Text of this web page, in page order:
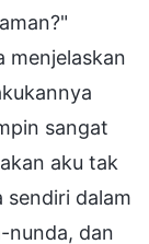
menjelaskan
sangat
aku tak
dalam
nunda, dan